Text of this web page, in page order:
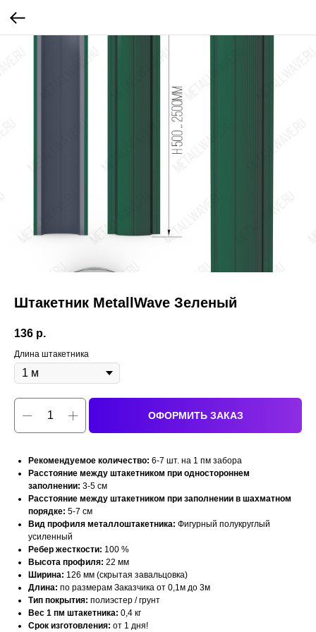
Штакетник MetallWave Зеленый
136 р.
Длина штакетника
ОФОРМИТЬ ЗАКАЗ
Рекомендуемое количество: 6-7 шт. на 1 пм забора
Расстояние между штакетником при одностороннем
заполнении: 3-5 см
Расстояние между штакетником при заполнении в шахматном
порядке: 5-7 см
Вид профиля металлоштакетника: Фигурный полукруглый
усиленный
Ребер жесткости: 100 %
Высота профиля: 22 мм
Ширина: 126 мм (скрытая завальцовка)
Длина: по размерам Заказчика от 0,1м до 3м
Тип покрытия: полиэстер / грунт
Вес 1 пм штакетника: 0,4 кг
Срок изготовления: от 1 дня!